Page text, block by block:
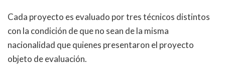
Cada proyecto es evaluado por tres técnicos distintos
con la condición de que no sean de la misma
nacionalidad que quienes presentaron el proyecto
objeto de evaluación.